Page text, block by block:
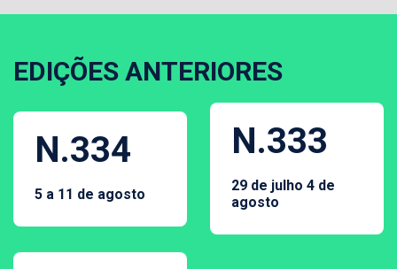
EDIÇÕES ANTERIORES
N.334
5 a 11 de agosto
N.333
29 de julho 4 de
agosto